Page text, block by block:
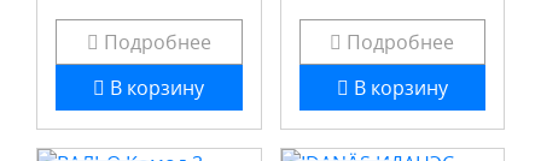
Подробнее
В корзину
Подробнее
В корзину